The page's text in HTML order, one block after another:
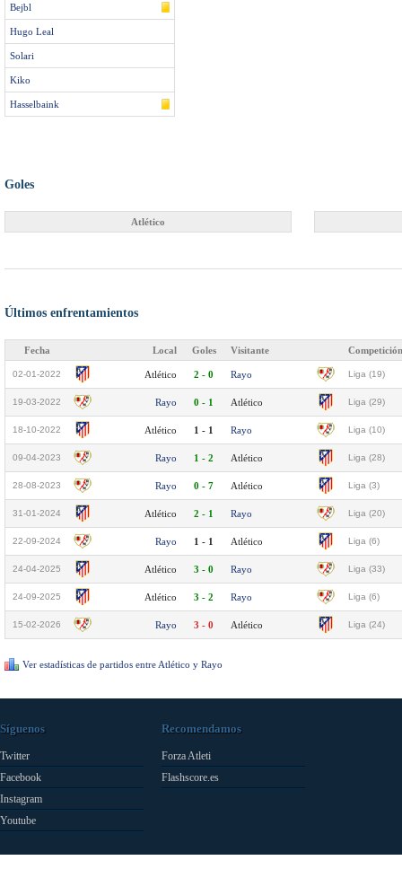
Bejbl
Hugo Leal
Solari
Kiko
Hasselbaink
Goles
Atlético
Últimos enfrentamientos
Fecha Local Goles Visitante Competición
02-01-2022 Atlético 2 - 0 Rayo Liga (19)
19-03-2022 Rayo 0 - 1 Atlético Liga (29)
18-10-2022 Atlético 1 - 1 Rayo Liga (10)
09-04-2023 Rayo 1 - 2 Atlético Liga (28)
28-08-2023 Rayo 0 - 7 Atlético Liga (3)
31-01-2024 Atlético 2 - 1 Rayo Liga (20)
22-09-2024 Rayo 1 - 1 Atlético Liga (6)
24-04-2025 Atlético 3 - 0 Rayo Liga (33)
24-09-2025 Atlético 3 - 2 Rayo Liga (6)
15-02-2026 Rayo 3 - 0 Atlético Liga (24)
Ver estadísticas de partidos entre Atlético y Rayo
Síguenos
Twitter
Facebook
Instagram
Youtube
Recomendamos
Forza Atleti
Flashscore.es